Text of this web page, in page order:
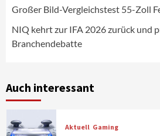
Großer Bild-Vergleichstest 55-Zoll
NIQ kehrt zur IFA 2026 zurück und
Branchendebatte
Auch interessant
6
CHERRY baut
7
Klimageräte und
Aktuell Gaming